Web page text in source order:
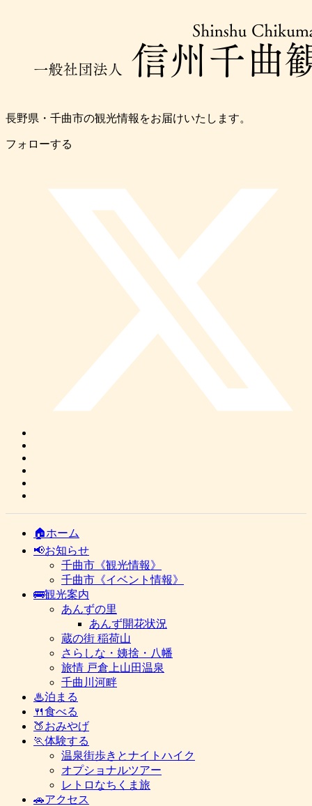
長野県・千曲市の観光情報をお届けいたします。
フォローする
🏠ホーム
📢お知らせ
千曲市《観光情報》
千曲市《イベント情報》
🚌観光案内
あんずの里
あんず開花状況
蔵の街 稲荷山
さらしな・姨捨・八幡
旅情 戸倉上山田温泉
千曲川河畔
♨泊まる
🍴食べる
🍑おみやげ
🏃体験する
温泉街歩きとナイトハイク
オプショナルツアー
レトロなちくま旅
🚗アクセス